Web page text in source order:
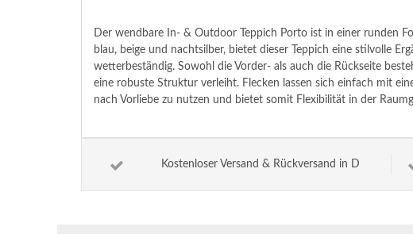
Der wendbare In- & Outdoor Teppich Porto ist in einer runden
blau, beige und nachtsilber, bietet dieser Teppich eine stilvolle
wetterbeständig. Sowohl die Vorder- als auch die Rückseite
eine robuste Struktur verleiht. Flecken lassen sich einfach mit
nach Vorliebe zu nutzen und bietet somit Flexibilität in der
Kostenloser Versand & Rückversand in D